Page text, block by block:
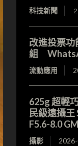
科技新聞
改進投票功
組
流動應用
625g 超輕
民級遠攝王
F5.6-8.0
攝影